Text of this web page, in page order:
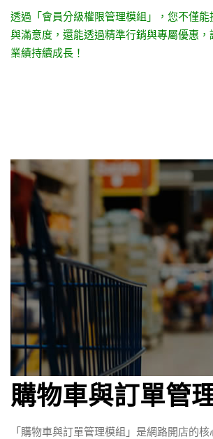
透過「會員分級權限管理模組」，您不僅
與滿意度，還能透過精準行銷與專屬優惠
業績持續成長！
購物車與訂單管
「購物車與訂單管理模組」是網路開店的